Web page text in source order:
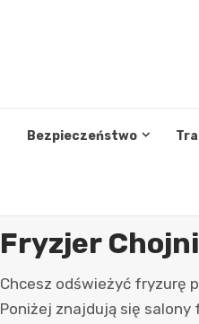
Bezpieczeństwo
Fryzjer
Chcesz odświeżyć fryzurę
Poniżej znajdują się